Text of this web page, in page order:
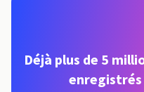
Déjà plus de 5
enregistrés